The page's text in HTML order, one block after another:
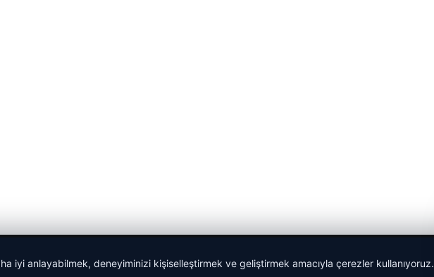
iyi anlayabilmek, deneyiminizi kişiselleştirmek ve geliştirmek amacıyla çerezler kullanıyoruz.